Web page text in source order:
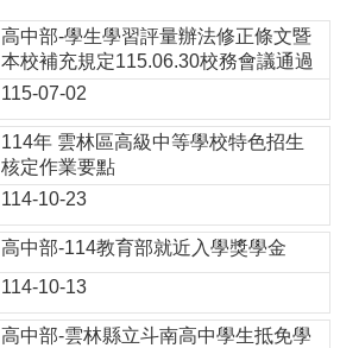
高中部-學生學習評量辦法修正條文暨
本校補充規定115.06.30校務會議通過
115-07-02
114年 雲林區高級中等學校特色招生
核定作業要點
114-10-23
高中部-114教育部就近入學獎學金
114-10-13
高中部-雲林縣立斗南高中學生抵免學